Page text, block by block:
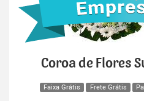
Coroa de Flores
Faixa Grátis Frete Grátis